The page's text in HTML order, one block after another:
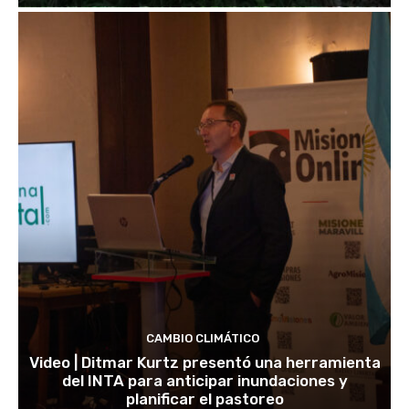
CAMBIO CLIMÁTICO
Video | Ditmar Kurtz presentó una herramienta
del INTA para anticipar inundaciones y
planificar el pastoreo